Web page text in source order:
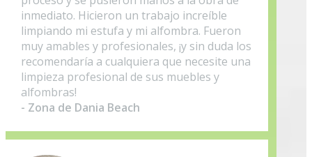
inmediato. Hicieron un trabajo increíble
limpiando mi estufa y mi alfombra. Fueron
muy amables y profesionales, ¡y sin duda los
recomendaría a cualquiera que necesite una
limpieza profesional de sus muebles y
alfombras!
- Zona de Dania Beach